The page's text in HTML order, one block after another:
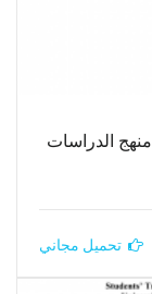
الدراسات
تحميل مجاني